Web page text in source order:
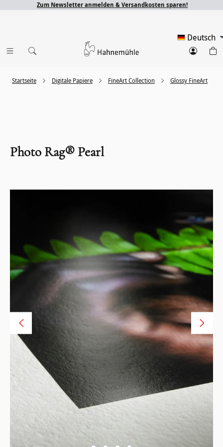
Zum Newsletter anmelden & Versandkosten sparen!
Deutsch
Glossy FineArt
FineArt Collection
Digitale Papiere
Startseite
Photo Rag® Pearl